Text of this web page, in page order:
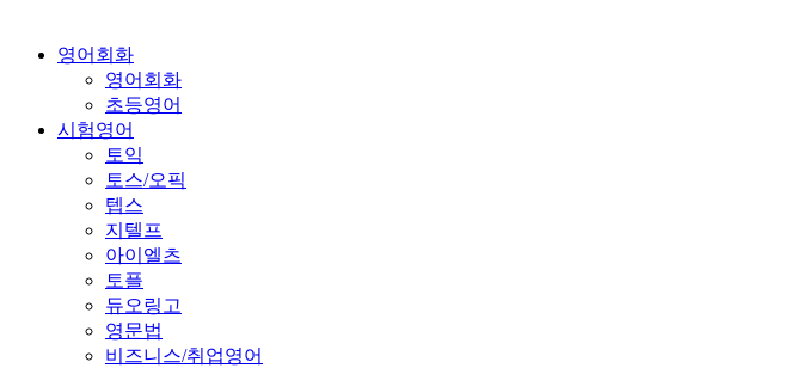
영어회화
영어회화
초등영어
시험영어
토익
토스/오픽
텝스
지텔프
아이엘츠
토플
듀오링고
영문법
비즈니스/취업영어